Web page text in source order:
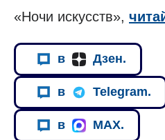
«Ночи искусств»,
в Дзен.
в Telegram.
в MAX.